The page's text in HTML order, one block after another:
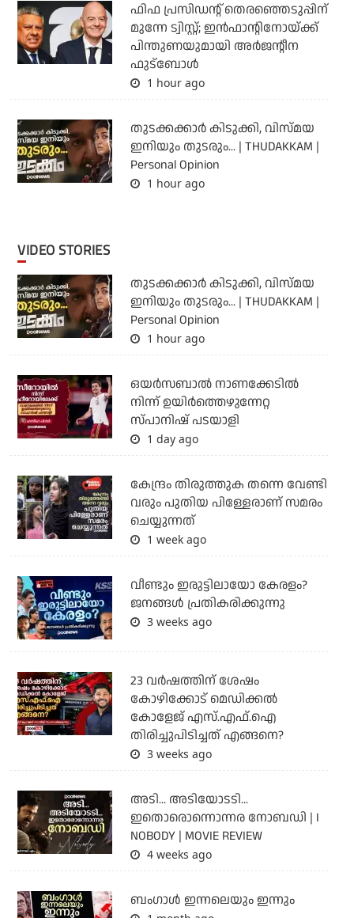
ഫിഫ പ്രസിഡന്റ് തെരഞ്ഞെടുപ്പിന്
മുന്നേ ട്വിസ്റ്റ്; ഇന്‍ഫാന്റിനോയ്ക്ക്
പിന്തുണയുമായി അര്‍ജന്റീന
ഫുട്‌ബോള്‍
1 hour ago
തുടക്കക്കാര്‍ കിടുക്കി, വിസ്മയ
ഇനിയും തുടരും... | THUDAKKAM |
Personal Opinion
1 hour ago
VIDEO STORIES
തുടക്കക്കാര്‍ കിടുക്കി, വിസ്മയ
ഇനിയും തുടരും... | THUDAKKAM |
Personal Opinion
1 hour ago
ഒയര്‍സബാൽ നാണക്കേടിൽ
നിന്ന് ഉയിർത്തെഴുന്നേറ്റ
സ്പാനിഷ് പടയാളി
1 day ago
കേന്ദ്രം തിരുത്തുക തന്നെ വേണ്ടി
വരും പുതിയ പിള്ളേരാണ് സമരം
ചെയ്യുന്നത്
1 week ago
വീണ്ടും ഇരുട്ടിലായോ കേരളം?
ജനങ്ങൾ പ്രതികരിക്കുന്നു
3 weeks ago
23 വർഷത്തിന് ശേഷം
കോഴിക്കോട് മെഡിക്കൽ
കോളേജ് എസ്.എഫ്.ഐ
തിരിച്ചുപിടിച്ചത് എങ്ങനെ?
3 weeks ago
അടി... അടിയോടടി...
ഇതൊരൊന്നൊന്നര നോബഡി | I
NOBODY | MOVIE REVIEW
4 weeks ago
ബംഗാള്‍ ഇന്നലെയും ഇന്നും